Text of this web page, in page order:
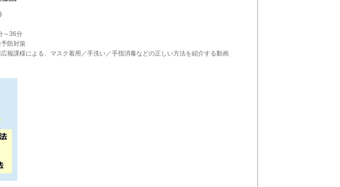
～36分
予防対策
報課様による、マスク着用／手洗い／手指消毒などの正しい方法を紹介する動画